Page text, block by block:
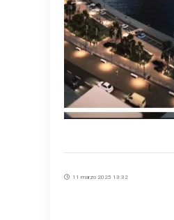
11 marzo 2025 13:32